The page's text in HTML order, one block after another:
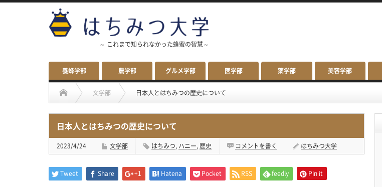
～ これまで知られなかった蜂蜜の智慧～
養蜂学部 農学部 グルメ学部 医学部 薬学部 美容学部
文学部 日本人とはちみつの歴史について
日本人とはちみつの歴史について
2023/4/24 文学部 はちみつ, ハニー,歴史 コメントを書く はちみつ大学
Tweet Share +1 Hatena Pocket RSS feedly Pin it